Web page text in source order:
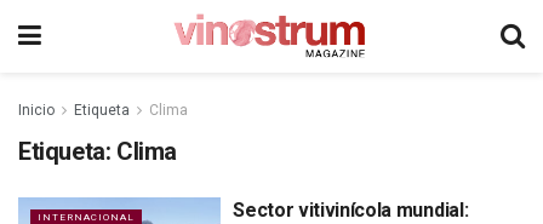
Inicio Etiqueta Clima
Etiqueta: Clima
INTERNACIONAL
Sector vitivinícola mundial: